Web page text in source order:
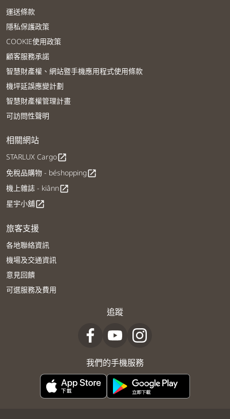
運送條款
隱私保護政策
COOKIE使用政策
顧客服務承諾
智慧財產權、網站暨手機應用程式使用條款
機坪延誤應變計劃
智慧財產權管理計畫
可訪問性聲明
相關網站
STARLUX Cargoopen_in_new
免稅品購物 - béshoppingopen_in_new
機上雜誌 - kiânnopen_in_new
星宇小舖open_in_new
旅客支援
各地聯絡資訊
機場及交通資訊
意見回饋
可選服務及費用
追蹤
我們的手機服務